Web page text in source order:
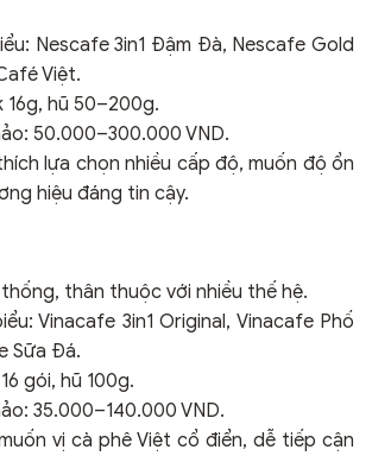
Nescafe 3in1 Đậm Đà, Nescafe Gold
Việt.
hũ 50–200g.
50.000–300.000 VND.
lựa chọn nhiều cấp độ, muốn độ ổn
hiệu đáng tin cậy.
thân thuộc với nhiều thế hệ.
Vinacafe 3in1 Original, Vinacafe Phố
Sữa Đá.
gói, hũ 100g.
35.000–140.000 VND.
vị cà phê Việt cổ điển, dễ tiếp cận